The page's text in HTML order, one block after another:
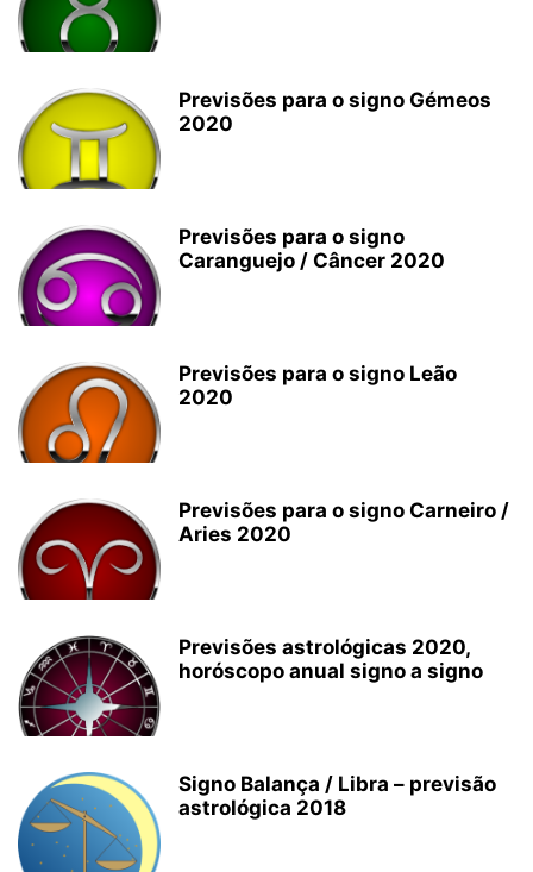
Previsões para o signo Gémeos
2020
Previsões para o signo
Caranguejo / Câncer 2020
Previsões para o signo Leão
2020
Previsões para o signo Carneiro /
Aries 2020
Previsões astrológicas 2020,
horóscopo anual signo a signo
Signo Balança / Libra – previsão
astrológica 2018